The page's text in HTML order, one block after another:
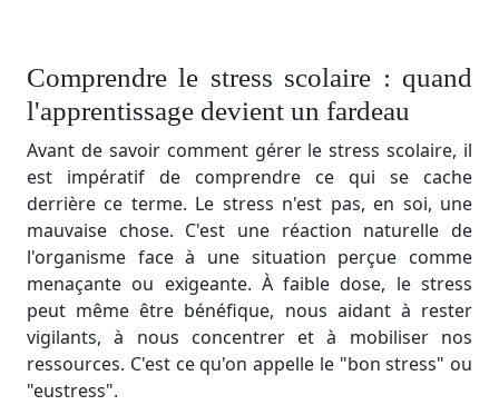
Comprendre le stress scolaire : quand
l'apprentissage devient un fardeau
Avant de savoir comment gérer le stress scolaire, il
est impératif de comprendre ce qui se cache
derrière ce terme. Le stress n'est pas, en soi, une
mauvaise chose. C'est une réaction naturelle de
l'organisme face à une situation perçue comme
menaçante ou exigeante. À faible dose, le stress
peut même être bénéfique, nous aidant à rester
vigilants, à nous concentrer et à mobiliser nos
ressources. C'est ce qu'on appelle le "bon stress" ou
"eustress".